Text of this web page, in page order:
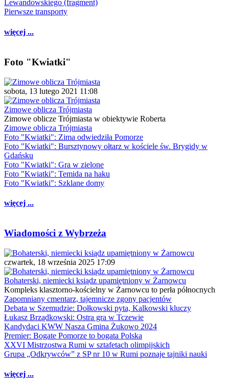
Lewandowskiego (fragment)
Pierwsze transporty
więcej ...
Foto "Kwiatki"
sobota, 13 lutego 2021 11:08
Zimowe oblicza Trójmiasta
Zimowe oblicze Trójmiasta w obiektywie Roberta
Zimowe oblicza Trójmiasta
Foto "Kwiatki": Zima odwiedziła Pomorze
Foto "Kwiatki": Bursztynowy ołtarz w kościele św. Brygidy w
Gdańsku
Foto "Kwiatki": Gra w zielone
Foto "Kwiatki": Temida na haku
Foto "Kwiatki": Szklane domy
więcej ...
Wiadomości z Wybrzeża
czwartek, 18 września 2025 17:09
Bohaterski, niemiecki ksiądz upamiętniony w Żarnowcu
Kompleks klasztorno-kościelny w Żarnowcu to perła północnych
Zapomniany cmentarz, tajemnicze zgony pacjentów
Debata w Szemudzie: Dołkowski pyta, Kalkowski kluczy
Łukasz Brządkowski: Ostra gra w Tczewie
Kandydaci KWW Nasza Gmina Żukowo 2024
Premier: Bogate Pomorze to bogata Polska
XXVI Mistrzostwa Rumi w sztafetach olimpijskich
Grupa „Odkrywców” z SP nr 10 w Rumi poznaje tajniki nauki
więcej ...